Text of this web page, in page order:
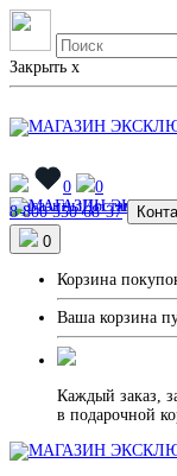
Закрыть x
0
0
МагазиныДоставка и
8 800 550-68-37
0
Корзина
Ваша корзина
Каждый заказ,
в подарочной